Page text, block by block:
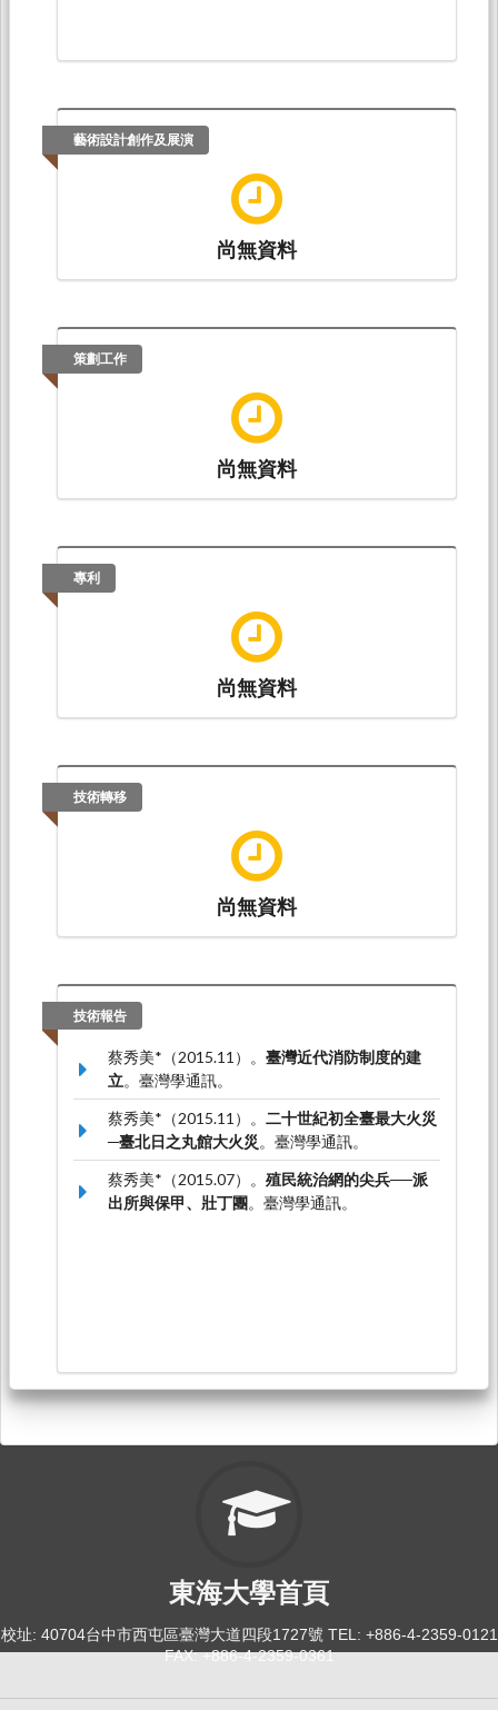
藝術設計創作及展演
尚無資料
策劃工作
尚無資料
專利
尚無資料
技術轉移
尚無資料
技術報告
蔡秀美*（2015.11）。 臺灣近代消防制度的建
立。臺灣學通訊。
蔡秀美*（2015.11）。 二十世紀初全臺最大火災
─臺北日之丸館大火災。臺灣學通訊。
蔡秀美*（2015.07）。 殖民統治網的尖兵──派
出所與保甲、壯丁團。臺灣學通訊。
東海大學首頁
校址: 40704台中市西屯區臺灣大道四段1727號 TEL: +886-4-2359-0121
FAX: +886-4-2359-0361